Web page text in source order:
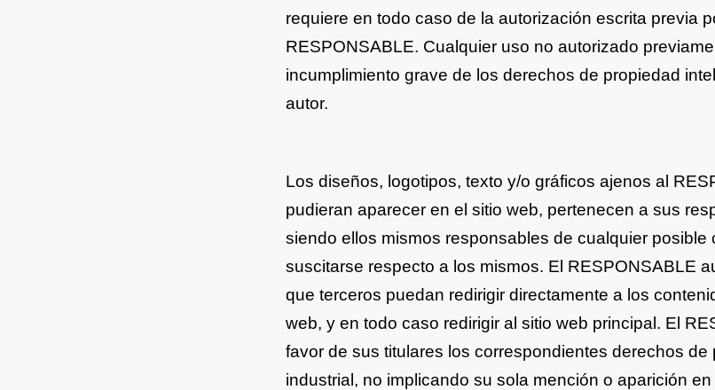
requiere en todo caso de la autorización escrita previa
RESPONSABLE. Cualquier uso no autorizado
incumplimiento grave de los derechos de propiedad
autor.
Los diseños, logotipos, texto y/o gráficos ajenos al
pudieran aparecer en el sitio web, pertenecen a sus
siendo ellos mismos responsables de cualquier posible
suscitarse respecto a los mismos. El RESPONSABLE
que terceros puedan redirigir directamente a los
web, y en todo caso redirigir al sitio web principal. El
favor de sus titulares los correspondientes derechos de
industrial, no implicando su sola mención o aparición